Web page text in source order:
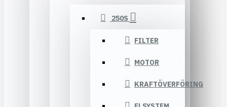
250S
FILTER
MOTOR
KRAFTÖVERFÖRING